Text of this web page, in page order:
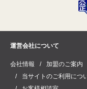
運営会社について
会社情報 加盟のご案内
当サイトのご利用につ